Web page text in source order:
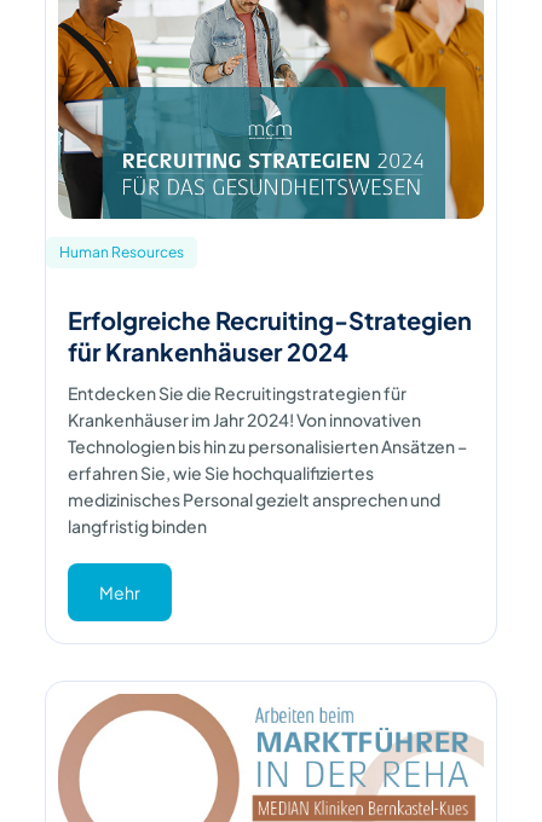
Human Resources
Erfolgreiche Recruiting-Strategien
für Krankenhäuser 2024
Entdecken Sie die Recruitingstrategien für
Krankenhäuser im Jahr 2024! Von innovativen
Technologien bis hin zu personalisierten Ansätzen –
erfahren Sie, wie Sie hochqualifiziertes
medizinisches Personal gezielt ansprechen und
langfristig binden
Mehr